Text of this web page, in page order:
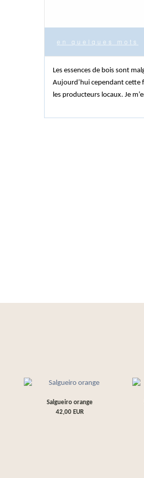
en quelques mots
Les essences de bois sont
Aujourd’hui cependant cette
les producteurs locaux. Je
Salgueiro orange
42,00 EUR